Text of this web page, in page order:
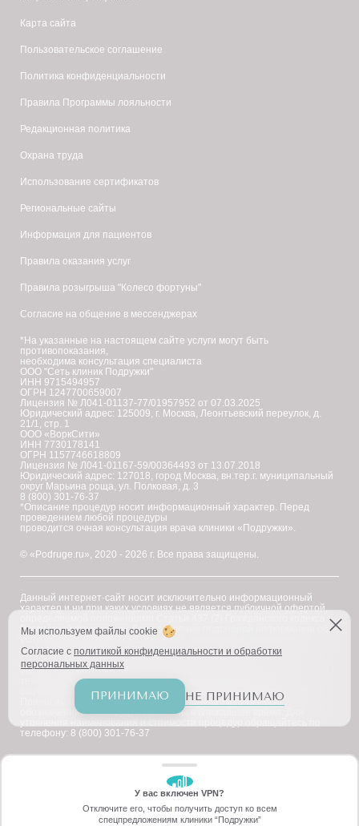
Карта сайта
Пользовательское соглашение
Политика конфиденциальности
Правила Программы лояльности
Редакционная политика
Охрана труда
Использование сертификатов
Региональные сайты
Информация для пациентов
Правила оказания услуг
Правила розыгрыша "Колесо фортуны"
Согласие на общение в мессенджерах
*На указанные на настоящем сайте услуги могут быть
противопоказания,
необходима консультация специалиста
ООО "Сеть клиник Подружки"
ИНН 9715494957
ОГРН 1247700659007
Лицензия № Л041-01137-77/01957952 от 07.03.2025
Юридический адрес: 125009, г. Москва, Леонтьевский переулок, д.
21/1, стр. 1
ООО «ВоркСити»
ИНН 7730178141
ОГРН 1157746618809
Лицензия № Л041-01167-59/00364493 от 13.07.2018
Юридический адрес: 127018, город Москва, вн.тер.г. муниципальный
округ Марьина роща, ул. Полковая, д. 3
8 (800) 301-76-37
*Описание процедур носит информационный характер. Перед
проведением любой процедуры
проводится очная консультация врача клиники «Подружки».
© «Podruge.ru», 2020 - 2026 г. Все права защищены.
Данный интернет-сайт носит исключительно информационный
характер и ни при каких условиях не является публичной офертой,
Российской Федерации. Для получения подробной информации об
услугах, ценах и спецпредложениях, пожалуйста, обратитесь в
клинику "Подружки".
Уважаемые клиенты! В настоящее время на сайте ведутся
технические работы по приведению наименований услуг в
соответствие с требованиями Федерального закона № 168-ФЗ.
Приносим извинения за возможное наличие иноязычных
обозначений — они будут заменены в ближайшее время. Для
телефону: 8 (800) 301-76-37
ЗАБЕРИТЕ СКИДКУ
ЗАБЕРИТЕ СКИДКУ
Мы используем файлы cookie
Согласие с политикой конфиденциальности и обработки
персональных данных
ПРИНИМАЮ НЕ ПРИНИМАЮ
У вас включен VPN?
Отключите его, чтобы получить доступ ко всем
спецпредложениям клиники “Подружки”